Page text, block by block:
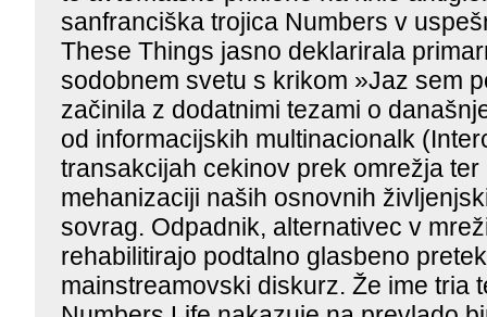
sanfranciška trojica Numbers v
These Things jasno deklarirala
sodobnem svetu s krikom »Jaz sem
začinila z dodatnimi tezami o
od informacijskih multinacionalk
transakcijah cekinov prek omrežja
mehanizaciji naših osnovnih
sovrag. Odpadnik, alternativec v
rehabilitirajo podtalno glasbeno
mainstreamovski diskurz. Že ime tria